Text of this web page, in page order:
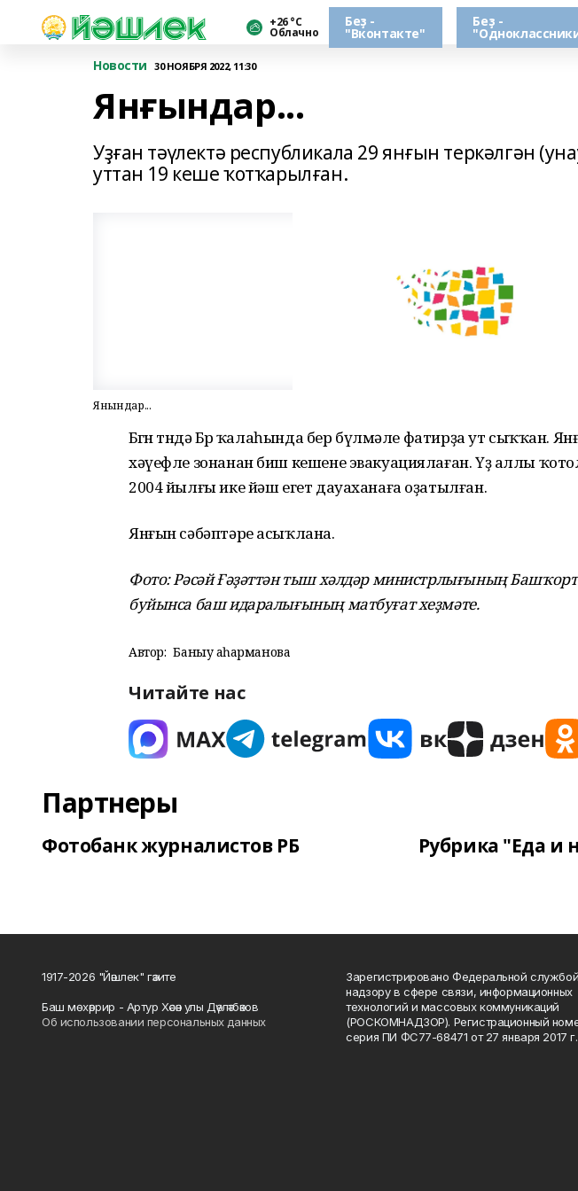
+26 °С
Облачно
Беҙ -
"Вконтакте"
Беҙ -
Новости
30 НОЯБРЯ 2022, 11:30
Янғындар...
Уҙған тәүлектә республикала 29 янғын теркәлгән
уттан 19 кеше ҡотҡарылған.
Янғындар...
Бөгөн төндә Бөрө ҡалаһында бер бүлмәле фатирҙа ут сыҡҡан.
хәүефле зонанан биш кешене эвакуациялаған. Үҙ аллы
2004 йылғы ике йәш егет дауаханаға оҙатылған.
Янғын сәбәптәре асыҡлана.
Фото: Рәсәй Ғәҙәттән тыш хәлдәр министрлығының
буйынса баш идаралығының матбуғат хеҙмәте.
Автор: Баныу Ҡаһарманова
Читайте нас
Партнеры
Фотобанк журналистов РБ Рубрика "Еда и
1917-2026 "Йәшлек" гәзите
Баш мөхәррир - Артур Хәсән улы Дәүләтбәков
Об использовании персональных данных
Зарегистрировано Федеральной
надзору в сфере связи, информационных
технологий и массовых коммуникаций
(РОСКОМНАДЗОР). Регистрационный
серия ПИ ФС77-68471 от 27 января 2017 г.